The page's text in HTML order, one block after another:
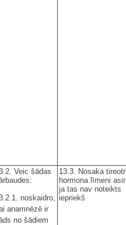
Veic šādas
noskaidro,
anamnēzē ir
no šādiem
13.3. Nosaka
hormona līmeni
ja tas nav noteikts
iepriekš